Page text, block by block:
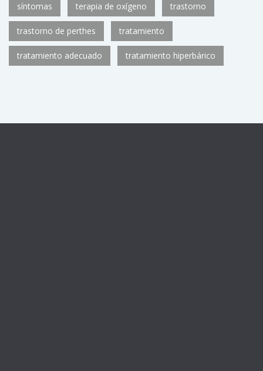
síntomas terapia de oxígeno trastorno
trastorno de perthes tratamiento
tratamiento adecuado tratamiento hiperbárico